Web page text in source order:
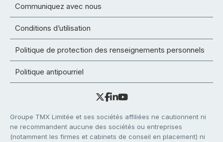
Communiquez avec nous
Conditions d’utilisation
Politique de protection des renseignements personnels
Politique antipourriel
Groupe TMX Limitée et ses sociétés affiliées ne cautionnent ni
ne recommandent aucune des sociétés ou entreprises
(notamment les firmes et cabinets de conseil en placement) ni